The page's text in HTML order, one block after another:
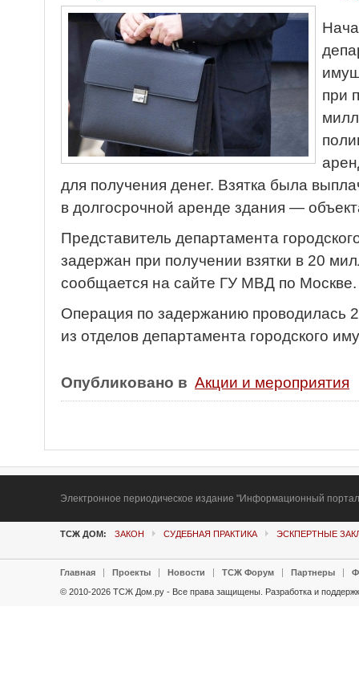
при
для получения денег. Взятка была
в долгосрочной аренде здания —
Представитель департамента
задержан при получении взятки в 20
сообщается на сайте ГУ МВД по Москве.
Операция по задержанию проводилась
из отделов департамента городского
Опубликовано в Акции и мероприятия
Электронное периодическое издание "Информационный
ТСЖ ДОМ: ЗАКОН СУДЕБНАЯ ПРАКТИКА ЭСКПЕРТНЫЕ
Главная Проекты Новости ТСЖ Форум Партнеры
© 2010-2026 ТСЖ Дом.ру - Все права защищены. Разработка и